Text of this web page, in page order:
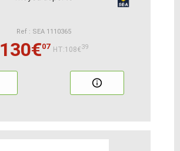
Ref : SEA 1110365
130€07 HT:108€39